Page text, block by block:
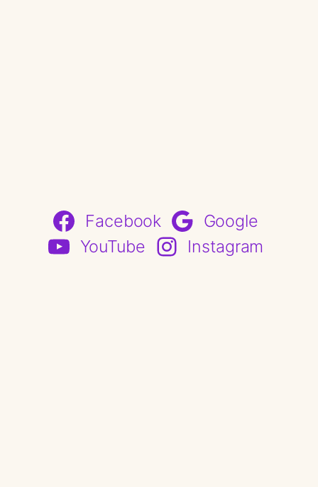
Facebook
Google
YouTube
Instagram